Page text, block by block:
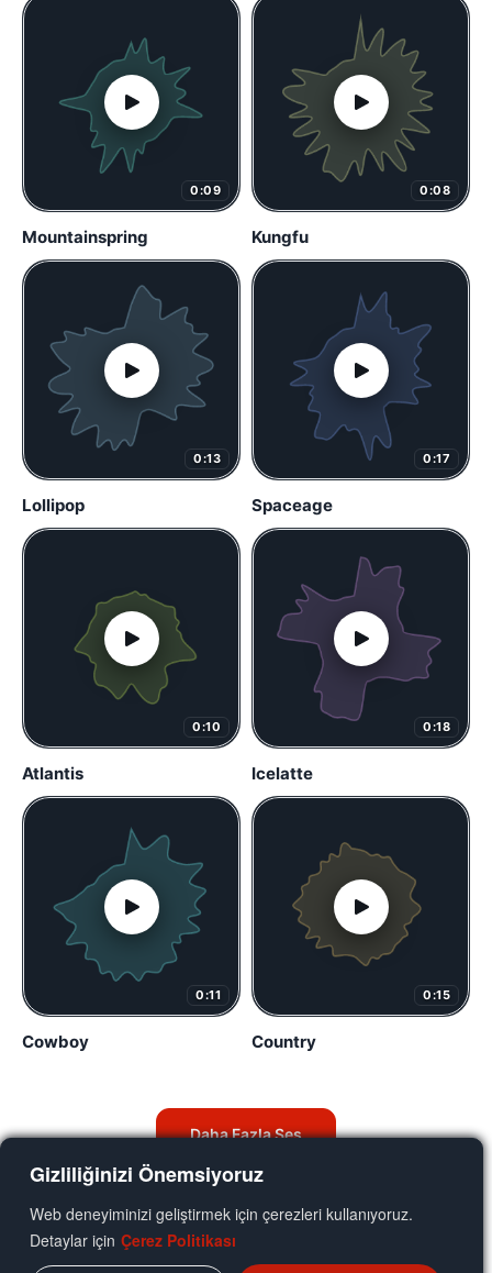
Gizliliğinizi Önemsiyoruz
Web deneyiminizi geliştirmek için çerezleri kullanıyoruz.
Detaylar için Çerez Politikası
0:09
Mountainspring
0:08
Kungfu
0:13
Lollipop
0:17
Spaceage
0:10
Atlantis
0:18
Icelatte
0:11
Cowboy
0:15
Country
Daha Fazla Ses